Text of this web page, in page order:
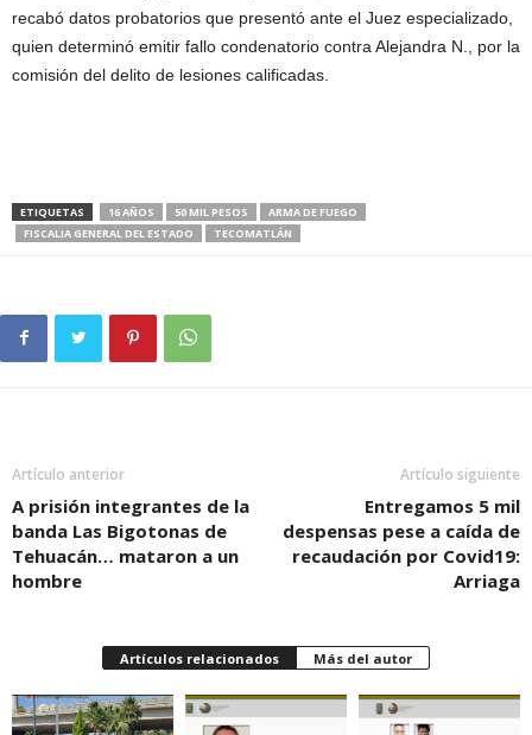
recabó datos probatorios que presentó ante el Juez especializado,
quien determinó emitir fallo condenatorio contra Alejandra N., por la
comisión del delito de lesiones calificadas.
ETIQUETAS 16 AÑOS 50 MIL PESOS
ARMA DE FUEGO
FISCALIA GENERAL DEL ESTADO
TECOMATLÁN
Artículo anterior
A prisión integrantes de la
banda Las Bigotonas de
Tehuacán… mataron a un
hombre
Artículo siguiente
Entregamos 5 mil
despensas pese a caída de
recaudación por Covid19:
Arriaga
Artículos relacionados Más del autor